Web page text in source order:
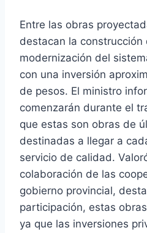
Entre las obras
destacan la
modernización del
con una inversión
de pesos. El ministro
comenzarán durante el
que estas son obras de
destinadas a llegar a
servicio de calidad.
colaboración de las
gobierno provincial,
participación, estas
ya que las inversiones